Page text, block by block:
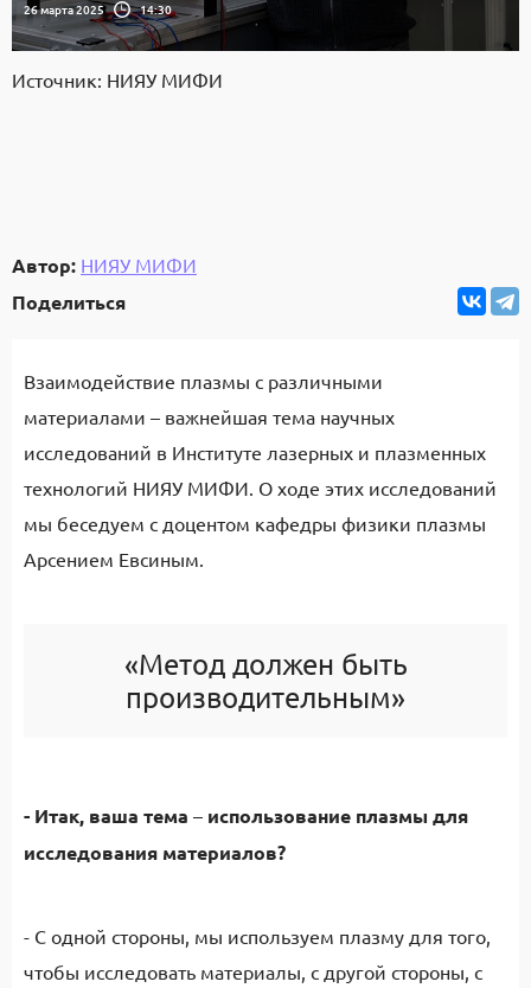
26 марта 2025 14:30
Источник: НИЯУ МИФИ
Автор: НИЯУ МИФИ
Поделиться
Взаимодействие плазмы с различными
материалами – важнейшая тема научных
исследований в Институте лазерных и плазменных
технологий НИЯУ МИФИ. О ходе этих исследований
мы беседуем с доцентом кафедры физики плазмы
Арсением Евсиным.
«Метод должен быть
производительным»
- Итак, ваша тема – использование плазмы для
исследования материалов?
- С одной стороны, мы используем плазму для того,
чтобы исследовать материалы, с другой стороны, с